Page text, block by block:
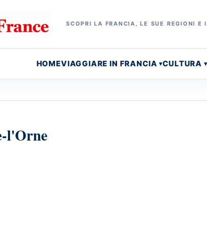
SCOPRI LA FRANCIA, LE SUE REGIONI E
HOMEVIAGGIARE IN FRANCIA CULTURA
l'Orne